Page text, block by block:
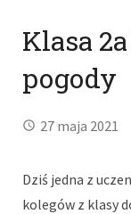
Klasa
pogody
27 maja 2021
Dziś jedna z
kolegów z klasy